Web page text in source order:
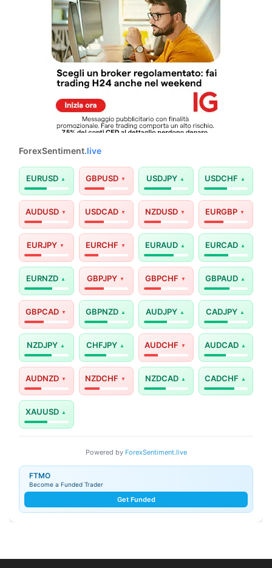
ForexSentiment.live
EURUSD GBPUSD USDJPY USDCHF
AUDUSD USDCAD NZDUSD EURGBP
EURJPY EURCHF EURAUD EURCAD
EURNZD GBPJPY GBPCHF GBPAUD
GBPCAD GBPNZD AUDJPY CADJPY
NZDJPY CHFJPY AUDCHF AUDCAD
AUDNZD NZDCHF NZDCAD CADCHF
XAUUSD
Powered by ForexSentiment.live
FTMO
Become a Funded Trader
Get Funded